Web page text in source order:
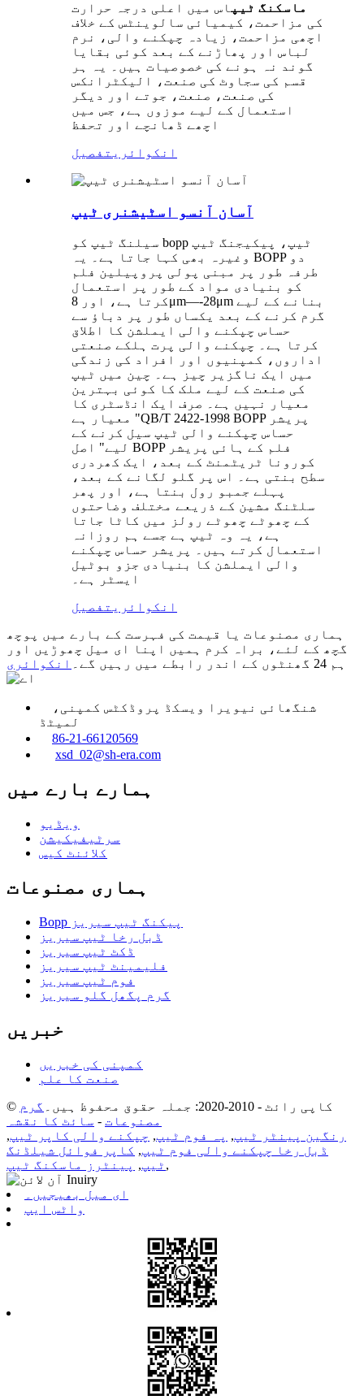
ماسکنگ ٹیپ اس میں اعلی درجہ حرارت
کی مزاحمت، کیمیائی سالوینٹس کے خلاف
اچھی مزاحمت، زیادہ چپکنے والی، نرم
لباس اور پھاڑنے کے بعد کوئی بقایا
گوند نہ ہونے کی خصوصیات ہیں۔ یہ ہر
قسم کی سجاوٹ کی صنعت، الیکٹرانکس
کی صنعت، صنعت، جوتے اور دیگر
استعمال کے لیے موزوں ہے، جس میں
اچھے ڈھانچے اور تحفظ
انکوائری تفصیل
آسان آنسو اسٹیشنری ٹیپ
سیلنگ ٹیپ کو bopp ٹیپ، پیکیجنگ ٹیپ
وغیرہ بھی کہا جاتا ہے۔ یہ BOPP دو
طرفہ طور پر مبنی پولی پروپیلین فلم
کو بنیادی مواد کے طور پر استعمال
کرتا ہے، اور 8μm—-28μm بنانے کے لیے
گرم کرنے کے بعد یکساں طور پر دباؤ سے
حساس چپکنے والی ایملشن کا اطلاق
کرتا ہے۔ چپکنے والی پرت ہلکے صنعتی
اداروں، کمپنیوں اور افراد کی زندگی
میں ایک ناگزیر چیز ہے۔ چین میں ٹیپ
کی صنعت کے لیے ملک کا کوئی بہترین
معیار نہیں ہے۔ صرف ایک انڈسٹری کا
معیار ہے "QB/T 2422-1998 BOPP پریشر
حساس چپکنے والی ٹیپ سیل کرنے کے
لیے" اصل BOPP فلم کے ہائی پریشر
کورونا ٹریٹمنٹ کے بعد، ایک کھردری
سطح بنتی ہے۔ اس پر گلو لگانے کے بعد،
پہلے جمبو رول بنتا ہے، اور پھر
سلٹنگ مشین کے ذریعے مختلف وضاحتوں
کے چھوٹے چھوٹے رولز میں کاٹا جاتا
ہے، یہ وہ ٹیپ ہے جسے ہم روزانہ
استعمال کرتے ہیں۔ پریشر حساس چپکنے
والی ایملشن کا بنیادی جزو بوٹیل
ایسٹر ہے۔
انکوائریتفصیل
ہماری مصنوعات یا قیمت کی فہرست کے بارے میں پوچھ
گچھ کے لئے، براہ کرم ہمیں اپنا ای میل چھوڑیں اور
ہم 24 گھنٹوں کے اندر رابطے میں رہیں گے۔
انکوائری
شنگھائی نیویرا ویسکڈ پروڈکٹس کمپنی،
لمیٹڈ
86-21-66120569
xsd_02@sh-era.com
ہمارے بارے میں
ویڈیو
سرٹیفیکیشن
کلائنٹ کیس
ہماری مصنوعات
Bopp پیکنگ ٹیپ سیریز
ڈبل رخا ٹیپ سیریز
ڈکٹ ٹیپ سیریز
فلیمینٹ ٹیپ سیریز
فوم ٹیپ سیریز
گرم پگھل گلو سیریز
خبریں
کمپنی کی خبریں
صنعت کا علم
© کاپی رائٹ - 2010-2020: جملہ حقوق محفوظ ہیں۔
گرم
مصنوعات - سائٹ کا نقشہ
رنگین پینٹر ٹیپ, پہ فوم ٹیپ, چپکنے والی کاپر ٹیپ,
ڈبل رخا چپکنے والی فوم ٹیپ, کاپر فوائل شیلڈنگ
ٹیپ, پینٹرز ماسکنگ ٹیپ ,
ای میل بھیجیں۔
واٹس ایپ